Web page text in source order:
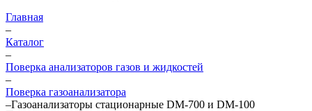
Главная
–
Каталог
–
Поверка анализаторов газов и жидкостей
–
Поверка газоанализатора
–Газоанализаторы стационарные DM-700 и DM-100